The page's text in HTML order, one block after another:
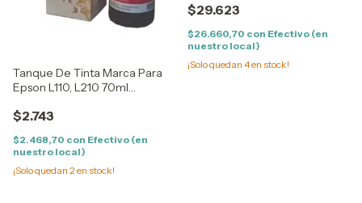
Tanque De Tinta Marca Para
Epson L110, L210 70ml
$2.743
$2.468,70 con Efectivo (en
nuestro local)
¡Solo quedan 2 en stock!
$29.623
$26.660,70 con Efectivo (en
nuestro local)
¡Solo quedan 4en stock!